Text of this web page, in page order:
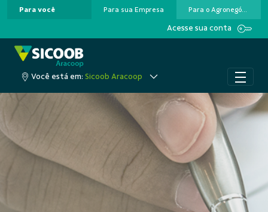
Pular para o Conteúdo principal
Para você Para sua Empresa Para o Agronegócio
Acesse sua conta
Você está em: Sicoob Aracoop